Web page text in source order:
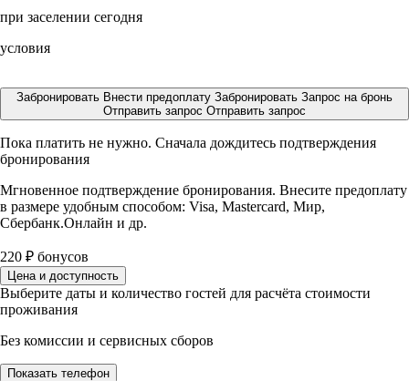
при заселении сегодня
условия
Забронировать Внести предоплату Забронировать Запрос на бронь
Отправить запрос Отправить запрос
Пока платить не нужно. Сначала дождитесь подтверждения
бронирования
Мгновенное подтверждение бронирования. Внесите предоплату
в размере удобным способом: Visa, Mastercard, Мир,
Сбербанк.Онлайн и др.
220 ₽ бонусов
Цена и доступность
Выберите даты и количество гостей для расчёта стоимости
проживания
Без комиссии и сервисных сборов
Показать телефон